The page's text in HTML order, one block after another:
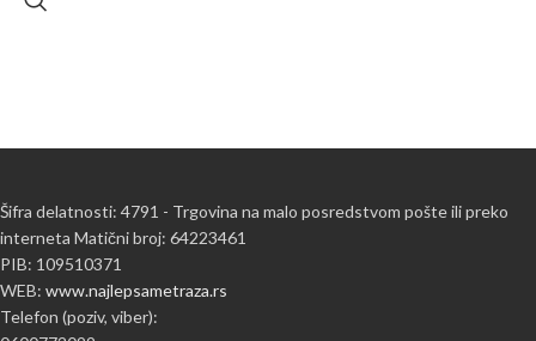
Šifra delatnosti: 4791 - Trgovina na malo posredstvom pošte ili preko
interneta Matični broj: 64223461
PIB: 109510371
WEB: www.najlepsametraza.rs
Telefon (poziv, viber):